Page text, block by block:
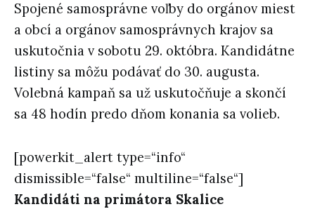
Spojené samosprávne voľby do orgánov miest
a obcí a orgánov samosprávnych krajov sa
uskutočnia v sobotu 29. októbra. Kandidátne
listiny sa môžu podávať do 30. augusta.
Volebná kampaň sa už uskutočňuje a skončí
sa 48 hodín predo dňom konania sa volieb.
[powerkit_alert type=“info“
dismissible=“false“ multiline=“false“]
Kandidáti na primátora Skalice